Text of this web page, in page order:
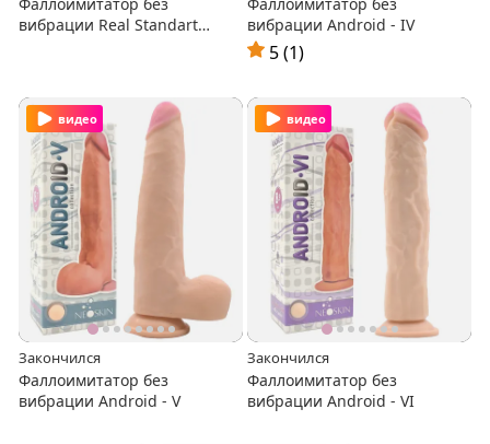
вибрации Real Standart
вибрации Android - IV
5 (1)
видео
Закончился
Фаллоимитатор без
вибрации Android - V
видео
Закончился
Фаллоимитатор без
вибрации Android - VI